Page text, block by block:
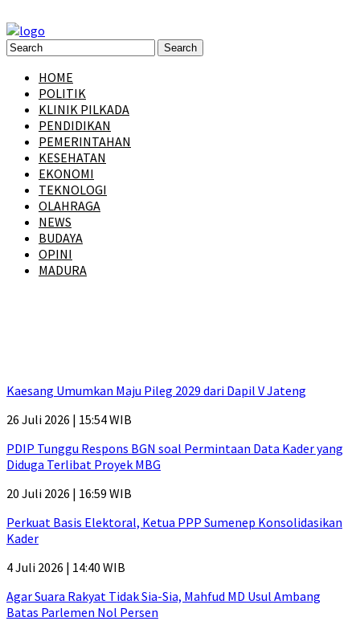
HOME
POLITIK
KLINIK PILKADA
PENDIDIKAN
PEMERINTAHAN
KESEHATAN
EKONOMI
TEKNOLOGI
OLAHRAGA
NEWS
BUDAYA
OPINI
MADURA
Kaesang Umumkan Maju Pileg 2029 dari Dapil V Jateng
26 Juli 2026 | 15:54 WIB
PDIP Tunggu Respons BGN soal Permintaan Data Kader yang
Diduga Terlibat Proyek MBG
20 Juli 2026 | 16:59 WIB
Perkuat Basis Elektoral, Ketua PPP Sumenep Konsolidasikan
Kader
4 Juli 2026 | 14:40 WIB
Agar Suara Rakyat Tidak Sia-Sia, Mahfud MD Usul Ambang
Batas Parlemen Nol Persen